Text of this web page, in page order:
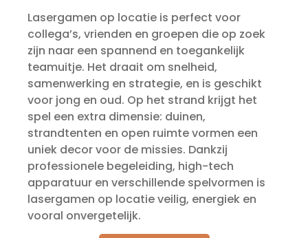
Lasergamen op locatie is perfect voor
collega’s, vrienden en groepen die op zoek
zijn naar een spannend en toegankelijk
teamuitje. Het draait om snelheid,
samenwerking en strategie, en is geschikt
voor jong en oud. Op het strand krijgt het
spel een extra dimensie: duinen,
strandtenten en open ruimte vormen een
uniek decor voor de missies. Dankzij
professionele begeleiding, high-tech
apparatuur en verschillende spelvormen is
lasergamen op locatie veilig, energiek en
vooral onvergetelijk.